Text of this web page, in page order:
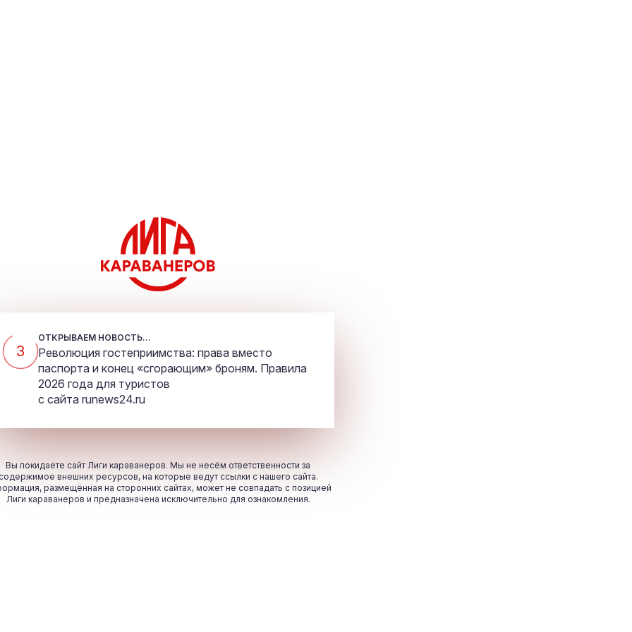
2
ОТКРЫВАЕМ НОВОСТЬ...
Революция гостеприимства: права вместо
паспорта и конец «сгорающим» броням. Правила
2026 года для туристов
с сайта runews24.ru
Вы покидаете сайт Лиги караванеров. Мы не несём ответственности за
внешних ресурсов, на которые ведут ссылки с нашего сайта.
размещённая на сторонних сайтах, может не совпадать с позицией
Лиги караванеров и предназначена исключительно для ознакомления.